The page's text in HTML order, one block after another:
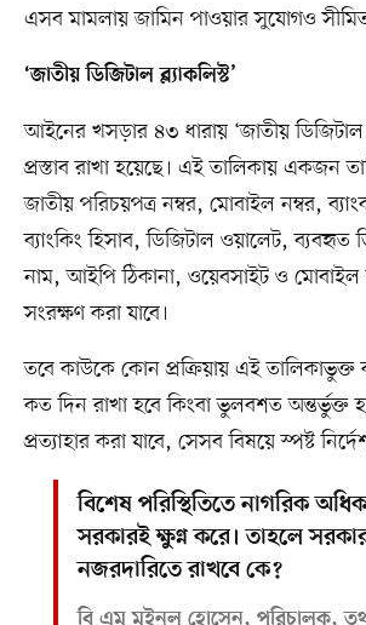
এসব মামলায় জামিন পাওয়ার সুযোগও
‘জাতীয় ডিজিটাল ব্ল্যাকলিস্ট’
আইনের খসড়ার ৪৩ ধারায় ‘জাতীয় ডিজিটাল
প্রস্তাব রাখা হয়েছে। এই তালিকায় একজন
জাতীয় পরিচয়পত্র নম্বর, মোবাইল নম্বর,
ব্যাংকিং হিসাব, ডিজিটাল ওয়ালেট,
নাম, আইপি ঠিকানা, ওয়েবসাইট ও মোবাইল
সংরক্ষণ করা যাবে।
তবে কাউকে কোন প্রক্রিয়ায় এই তালিকাভুক্ত
কত দিন রাখা হবে কিংবা ভুলবশত অন্তর্ভুক্ত
প্রত্যাহার করা যাবে, সেসব বিষয়ে স্পষ্ট
বিশেষ পরিস্থিতিতে নাগরিক
সরকারই ক্ষুণ্ন করে। তাহলে
নজরদারিতে রাখবে কে?